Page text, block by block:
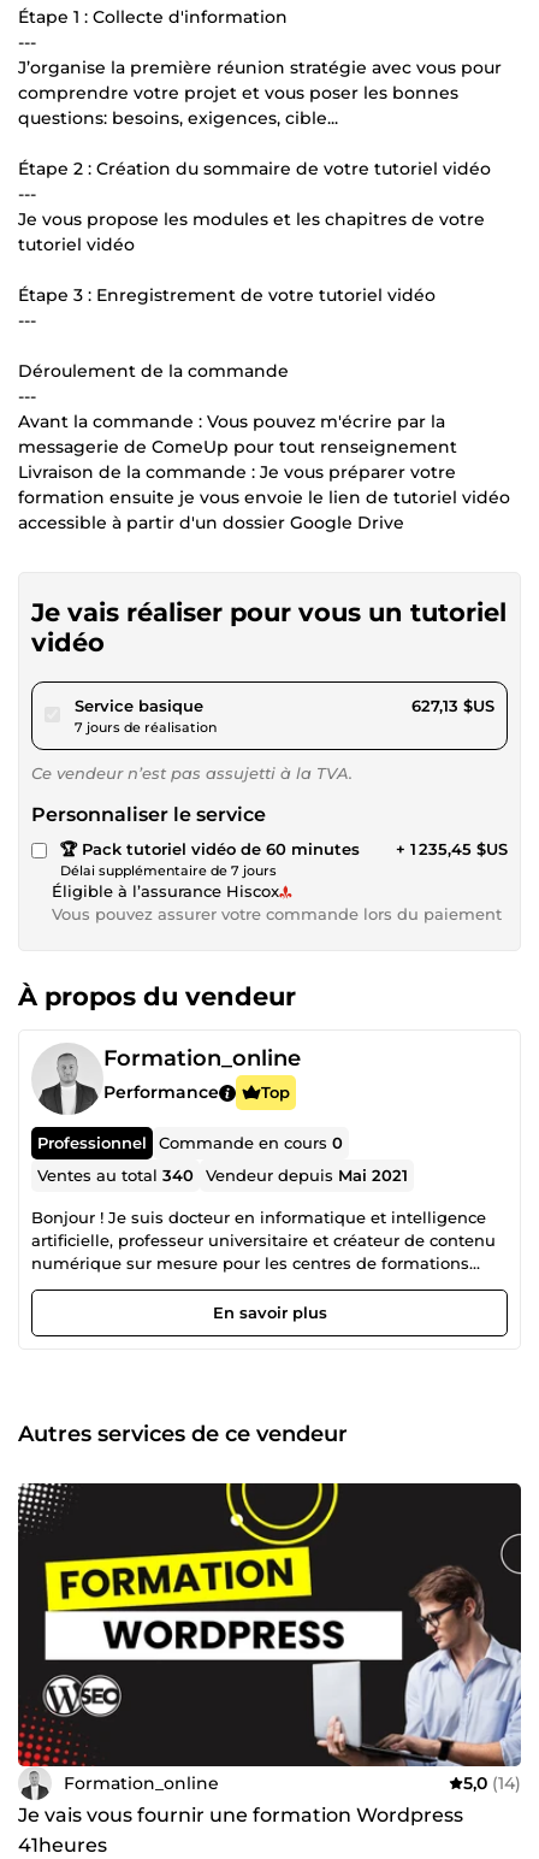
Étape 1 : Collecte d'information
---
J’organise la première réunion stratégie avec vous pour
comprendre votre projet et vous poser les bonnes
questions: besoins, exigences, cible...
Étape 2 : Création du sommaire de votre tutoriel vidéo
---
Je vous propose les modules et les chapitres de votre
tutoriel vidéo
Étape 3 : Enregistrement de votre tutoriel vidéo
---
Déroulement de la commande
---
Avant la commande : Vous pouvez m'écrire par la
messagerie de ComeUp pour tout renseignement
Livraison de la commande : Je vous préparer votre
formation ensuite je vous envoie le lien de tutoriel vidéo
accessible à partir d'un dossier Google Drive
Je vais réaliser pour vous un tutoriel
vidéo
Service basiquepour 578,00 $US
7 jours de réalisation
627,13 $US
Ce vendeur n’est pas assujetti à la TVA.
Personnaliser le service
🏆 Pack tutoriel vidéo de 60 minutes
Délai supplémentaire de 7 jours
+ 1 235,45 $US
Éligible à l’assurance Hiscox
Vous pouvez assurer votre commande lors du paiement
À propos du vendeur
Formation_online
Performance Top
Professionnel Commande en cours0
Ventes au total340 Vendeur depuis Mai 2021
Bonjour ! Je suis docteur en informatique et intelligence
artificielle, professeur universitaire et créateur de contenu
numérique sur mesure pour les centres de formations
(avec la revente de mes droits d'auteur). Aujourd’hui, j’ai
décidé de partager mes connaissances et mon expertise
avec vous. Cela me permettra de combiner entre ma
permis de créer un portefeuille de plus de 100 formations
dont 10 qui sont considérées Best-Seller sur la plateforme
ne peut pas nier que le digital constitue une très grande
partie de nos vies. Il faut le maîtriser parfaitement pour
obtenir des résultats optimaux. En effet, certains outils,
tels que Facebook Ads, Google Ads et LinkedIn Ads sont
également abordés et bien détaillés pour vous assister à
mieux comprendre leur importance et en quoi ils vous
seront idéalement utiles. Mon objectif est le suivant :
Partager mes connaissances d’une façon simple, concise
et conviviale avec de simples stratégies pratiques afin que
tout le monde puisse en tirer profit le plus rapidement
possible et de manière efficace.
En savoir plus
Autres services de ce vendeur
Formation_online 5,0 (14)
Je vais vous fournir une formation Wordpress
41heures